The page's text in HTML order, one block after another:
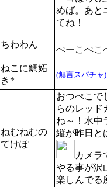
めば。あと
てね！
ちわわん
ぺーこぺこ
ねこに鯛妬
き*
(無言スパチャ)
ねむねむの
てけぽ
おつぺこで
らのレッド
ね～！水中
縦が昨日と
カメラ
やる事が沢
楽しんでる